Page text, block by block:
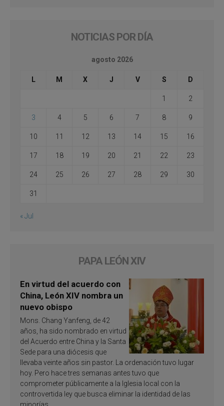
NOTICIAS POR DÍA
agosto 2026
L M X J V S D
1 2
3 4 5 6 7 8 9
10 11 12 13 14 15 16
17 18 19 20 21 22 23
24 25 26 27 28 29 30
31
« Jul
PAPA LEÓN XIV
En virtud del acuerdo con
China, León XIV nombra un
nuevo obispo
Mons. Chang Yanfeng, de 42
años, ha sido nombrado en virtud
del Acuerdo entre China y la Santa
Sede para una diócesis que
llevaba veinte años sin pastor. La ordenación tuvo lugar
hoy. Pero hace tres semanas antes tuvo que
comprometer públicamente a la Iglesia local con la
controvertida ley que busca eliminar la identidad de las
minorías.